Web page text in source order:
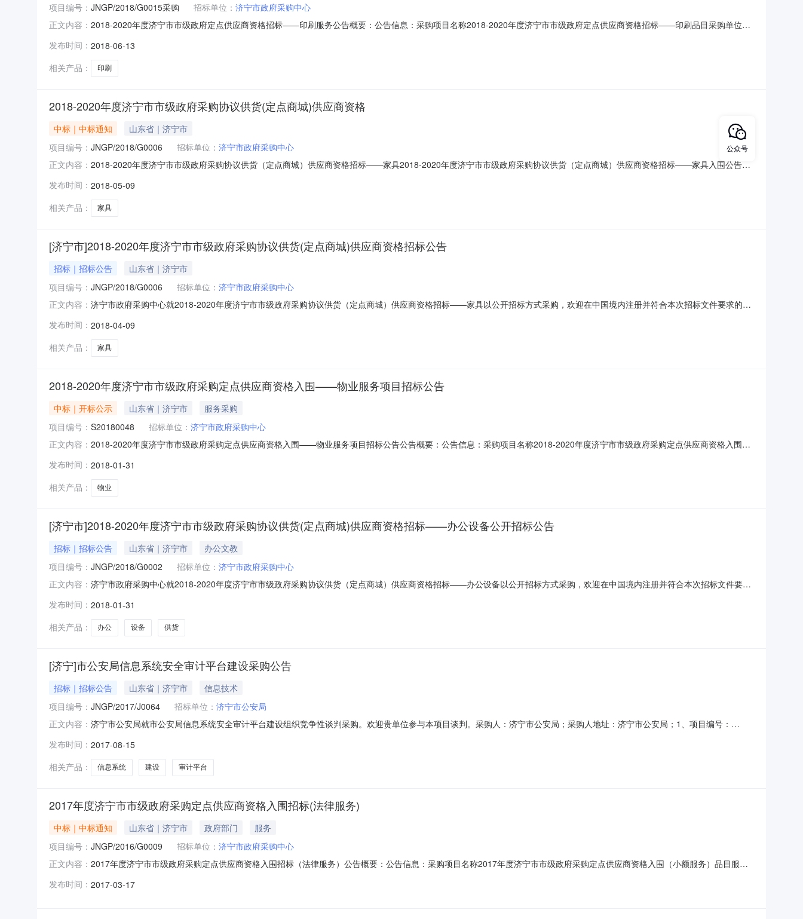
项目编号： JNGP/2018/G0015采购 招标单位： 济宁市政府采购中心
正文内容： 2018-2020年度济宁市市级政府定点供应商资格招标——印刷服务公告概要：公告信息：采购项目名称2018-2020年度济宁市市级政府定点供应商资格招标——印刷品目采购单位济
算金额详见公告正文联系人及联系方式：项目联系人详见公告正文项目联系电话详见公告正文采购单位济宁市政府采购中心采购单位地址详见公告正文采购单位联系方式详见公告正
文代理机构名称济宁
发布时间： 2018-06-13
相关产品：
印刷
2018-2020年度济宁市市级政府采购协议供货(定点商城)供应商资格
中标｜中标通知
山东省｜济宁市
项目编号： JNGP/2018/G0006 招标单位： 济宁市政府采购中心
正文内容： 2018-2020年度济宁市市级政府采购协议供货（定点商城）供应商资格招标——家具2018-2020年度济宁市市级政府采购协议供货（定点商城）供应商资格招标——家具入围公告
称：2018-2020年度济宁市市级政府采购协议供货（定点商城）供应商资格招标——家具采购项目编号：JNGP/2018/G0006三、公告期限：2018年5月9日至2018年5
发布时间： 2018-05-09
相关产品：
家具
[济宁市]2018-2020年度济宁市市级政府采购协议供货(定点商城)供应商资格招标公告
招标｜招标公告
山东省｜济宁市
项目编号： JNGP/2018/G0006 招标单位： 济宁市政府采购中心
正文内容： 济宁市政府采购中心就2018-2020年度济宁市市级政府采购协议供货（定点商城）供应商资格招标——家具以公开招标方式采购，欢迎在中国境内注册并符合本次招标文件要求的供
具4、项目说明：本项目为2018-2020年度济宁市市级政府采购协议供货（定点商城）供应商资格招标——家具，招标范围为2018-2020年山东省政府集中采购目录中公开
发布时间： 2018-04-09
相关产品：
家具
2018-2020年度济宁市市级政府采购定点供应商资格入围——物业服务项目招标公告
中标｜开标公示 山东省｜济宁市
服务采购
项目编号： S20180048 招标单位： 济宁市政府采购中心
正文内容： 2018-2020年度济宁市市级政府采购定点供应商资格入围——物业服务项目招标公告公告概要：公告信息：采购项目名称2018-2020年度济宁市市级政府采购定点供应商资格入围
件的地点详见公告正文开标时间开标地点预算金额详见公告正文联系人及联系方式：项目联系人详见公告正文项目联系电话详见公告正文采购单位济宁市政府采购中心采购单位地址
详见公告正文采购单位
发布时间： 2018-01-31
相关产品：
物业
[济宁市]2018-2020年度济宁市市级政府采购协议供货(定点商城)供应商资格招标——办公设备公开招标公告
招标｜招标公告 山东省｜济宁市
办公文教
项目编号： JNGP/2018/G0002 招标单位： 济宁市政府采购中心
正文内容： 济宁市政府采购中心就2018-2020年度济宁市市级政府采购协议供货（定点商城）供应商资格招标――办公设备以公开招标方式采购，欢迎在中国境内注册并符合本次招标文件要求
――办公设备4、项目说明：本项目为2018-2020年度济宁市市级政府采购协议供货（定点商城）供应商资格招标――办公设备，招标范围为2018-2020年山东省政府集中采
发布时间： 2018-01-31
相关产品：
办公 设备 供货
[济宁]市公安局信息系统安全审计平台建设采购公告
招标｜招标公告 山东省｜济宁市
信息技术
项目编号： JNGP/2017/J0064 招标单位： 济宁市公安局
正文内容： 济宁市公安局就市公安局信息系统安全审计平台建设组织竞争性谈判采购。欢迎贵单位参与本项目谈判。采购人：济宁市公安局；采购人地址：济宁市公安局；1、项目编号：
足《中华人民共和国政府采购法》第22条规定。4.2在中国境内注册，具有独立承担民事责任的能力；4.3截止到开标当日，投标人（含法定代表人）未被各地人民法院、税务等国家
行政机关列入失信名单或诚
发布时间： 2017-08-15
相关产品：
信息系统 建设 审计平台
2017年度济宁市市级政府采购定点供应商资格入围招标(法律服务)
中标｜中标通知 山东省｜济宁市 政府部门
服务
项目编号： JNGP/2016/G0009 招标单位： 济宁市政府采购中心
正文内容： 2017年度济宁市市级政府采购定点供应商资格入围招标（法律服务）公告概要：公告信息：采购项目名称2017年度济宁市市级政府采购定点供应商资格入围（小额服务）品目服务/
月郝宏曹成强总中标金额￥0万元（人民币）联系人及联系方式：项目联系人张淳亦项目联系电话0537-2397268采购单位济宁市政府采购中心采购单位地址济宁市建设路13号市直
发布时间： 2017-03-17
公众号